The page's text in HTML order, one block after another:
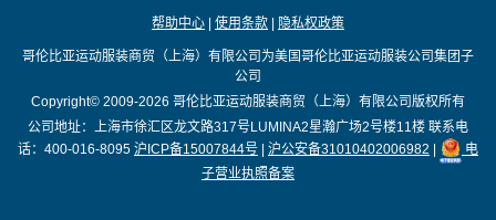
帮助中心 使用条款 隐私权政策
哥伦比亚运动服装商贸（上海）有限公司为美国哥伦比亚运动服装公司集团子
公司
Copyright© 2009-2026 哥伦比亚运动服装商贸（上海）有限公司版权所有
公司地址：上海市徐汇区龙文路317号LUMINA2星瀚广场2号楼11楼 联系电
话：400-016-8095 沪ICP备15007844号 沪公安备31010402006982
电
子营业执照备案